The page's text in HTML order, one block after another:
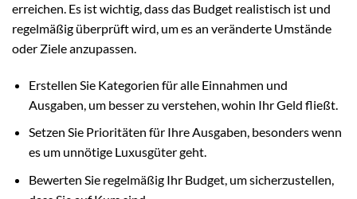
erreichen. Es ist wichtig, dass das Budget realistisch ist und
regelmäßig überprüft wird, um es an veränderte Umstände
oder Ziele anzupassen.
Erstellen Sie Kategorien für alle Einnahmen und
Ausgaben, um besser zu verstehen, wohin Ihr Geld fließt.
Setzen Sie Prioritäten für Ihre Ausgaben, besonders wenn
es um unnötige Luxusgüter geht.
Bewerten Sie regelmäßig Ihr Budget, um sicherzustellen,